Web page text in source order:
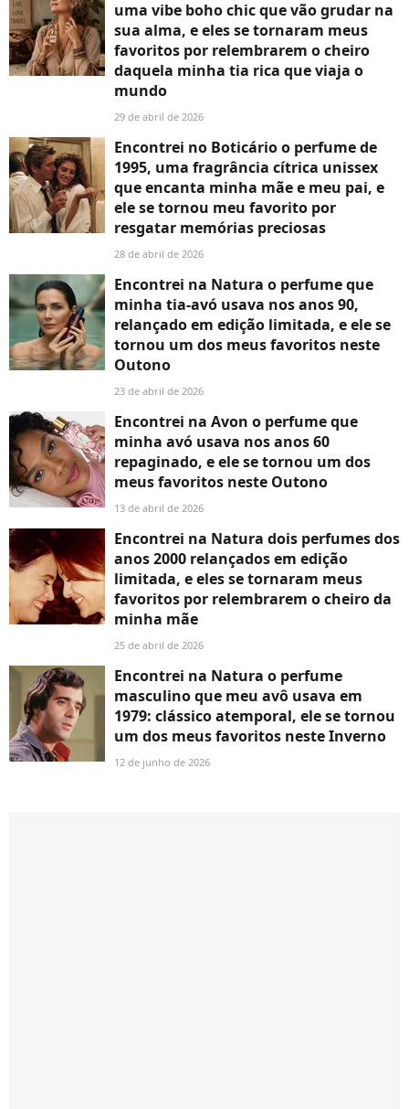
uma vibe boho chic que vão grudar na
sua alma, e eles se tornaram meus
favoritos por relembrarem o cheiro
daquela minha tia rica que viaja o
mundo
29 de abril de 2026
Encontrei no Boticário o perfume de
1995, uma fragrância cítrica unissex
que encanta minha mãe e meu pai, e
ele se tornou meu favorito por
resgatar memórias preciosas
28 de abril de 2026
Encontrei na Natura o perfume que
minha tia-avó usava nos anos 90,
relançado em edição limitada, e ele se
tornou um dos meus favoritos neste
Outono
23 de abril de 2026
Encontrei na Avon o perfume que
minha avó usava nos anos 60
repaginado, e ele se tornou um dos
meus favoritos neste Outono
13 de abril de 2026
Encontrei na Natura dois perfumes dos
anos 2000 relançados em edição
limitada, e eles se tornaram meus
favoritos por relembrarem o cheiro da
minha mãe
25 de abril de 2026
Encontrei na Natura o perfume
masculino que meu avô usava em
1979: clássico atemporal, ele se tornou
um dos meus favoritos neste Inverno
12 de junho de 2026